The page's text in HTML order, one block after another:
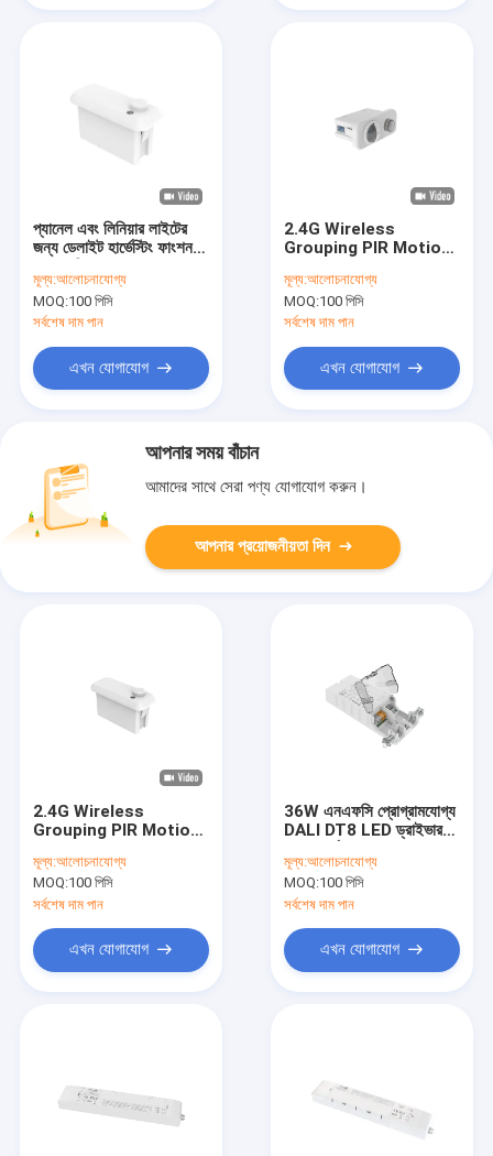
প্যানেল এবং লিনিয়ার লাইটের
জন্য ডেলাইট হার্ভেস্টিং ফাংশন
নেটওয়ার্ক মাইক্রোওয়েভ সেন্সর
মূল্য:আলোচনাযোগ্য
MOQ:100 পিসি
সর্বশেষ দাম পান
এখন যোগাযোগ
2.4G Wireless
Grouping PIR Motion
Dimming, Zhaga
book20 Installation
মূল্য:আলোচনাযোগ্য
MOQ:100 পিসি
সর্বশেষ দাম পান
এখন যোগাযোগ
আপনার সময় বাঁচান
আমাদের সাথে সেরা পণ্য যোগাযোগ করুন।
আপনার প্রয়োজনীয়তা দিন
2.4G Wireless
Grouping PIR Motion
Dimming, Zhaga
book20 Interface
মূল্য:আলোচনাযোগ্য
MOQ:100 পিসি
সর্বশেষ দাম পান
এখন যোগাযোগ
36W এনএফসি প্রোগ্রামযোগ্য
DALI DT8 LED ড্রাইভার
1100ma আউটপুট
মূল্য:আলোচনাযোগ্য
MOQ:100 পিসি
সর্বশেষ দাম পান
এখন যোগাযোগ